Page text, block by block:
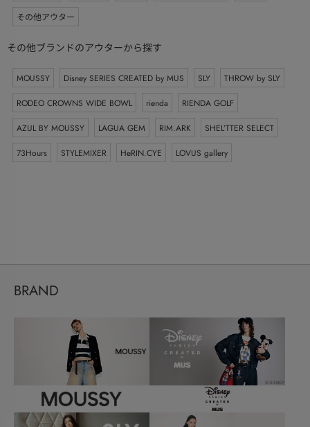
その他アウター
その他ブランドのアウターから探す
MOUSSY Disney SERIES CREATED by MUS SLY
THROW by SLY
RODEO CROWNS WIDE BOWL
rienda
RIENDA GOLF
AZUL BY MOUSSY
LAGUA GEM RIM.ARK
SHEL’TTER SELECT
73Hours
STYLEMIXER HeRIN.CYE LOVUS gallery
BRAND